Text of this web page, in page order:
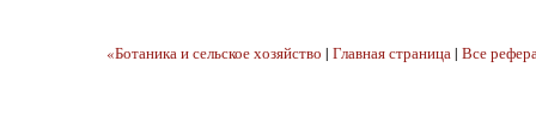
«Ботаника и сельское хозяйство | Главная страница| Все